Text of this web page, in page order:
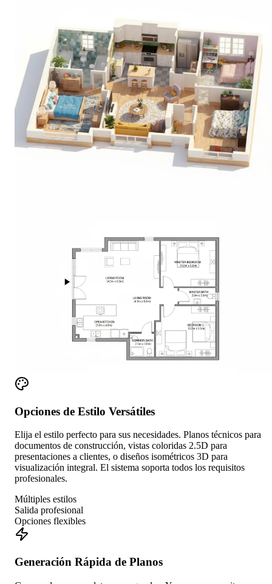
Opciones de Estilo Versátiles
Elija el estilo perfecto para sus necesidades. Planos técnicos para
documentos de construcción, vistas coloridas 2.5D para
presentaciones a clientes, o diseños isométricos 3D para
visualización integral. El sistema soporta todos los requisitos
profesionales.
Múltiples estilos
Salida profesional
Opciones flexibles
Generación Rápida de Planos